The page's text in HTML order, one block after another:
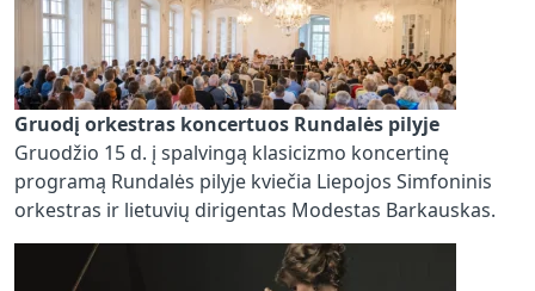
Gruodį orkestras koncertuos Rundalės pilyje
Gruodžio 15 d. į spalvingą klasicizmo koncertinę
programą Rundalės pilyje kviečia Liepojos Simfoninis
orkestras ir lietuvių dirigentas Modestas Barkauskas.